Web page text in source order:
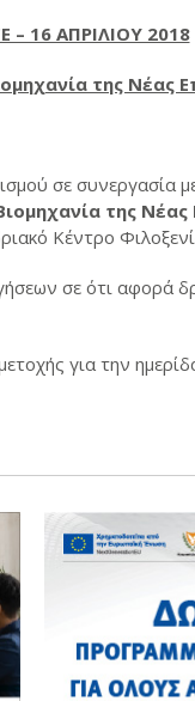
– 16 ΑΠΡΙΛΙΟΥ 2018
της Νέας
σε
της
Κέντρο
σε ότι αφορά
για την